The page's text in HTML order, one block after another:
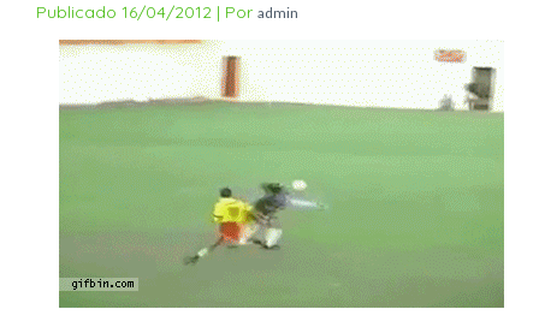
Publicado 16/04/2012 | Por admin